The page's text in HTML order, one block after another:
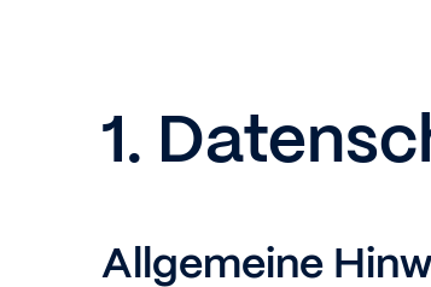
1.
Allgemeine